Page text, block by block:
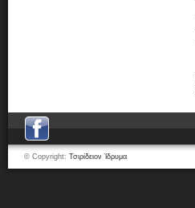
© Copyright: Τσιρίδειον Ίδρυμα